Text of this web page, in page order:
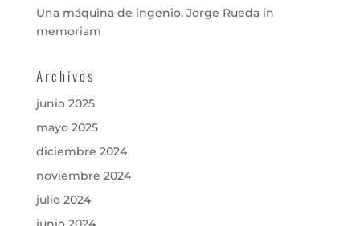
Una máquina de ingenio. Jorge Rueda in
memoriam
Archivos
junio 2025
mayo 2025
diciembre 2024
noviembre 2024
julio 2024